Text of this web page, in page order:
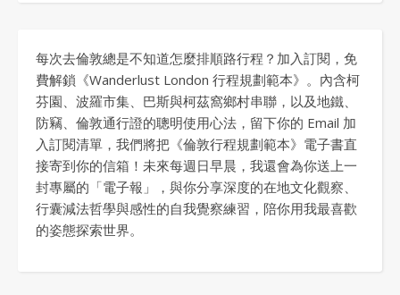
每次去倫敦總是不知道怎麼排順路行程？加入訂閱，免
費解鎖《Wanderlust London 行程規劃範本》。內含柯
芬園、波羅市集、巴斯與柯茲窩鄉村串聯，以及地鐵、
防竊、倫敦通行證的聰明使用心法，留下你的 Email 加
入訂閱清單，我們將把《倫敦行程規劃範本》電子書直
接寄到你的信箱！未來每週日早晨，我還會為你送上一
封專屬的「電子報」，與你分享深度的在地文化觀察、
行囊減法哲學與感性的自我覺察練習，陪你用我最喜歡
的姿態探索世界。